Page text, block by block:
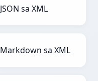
JSON sa XML
Markdown sa XML